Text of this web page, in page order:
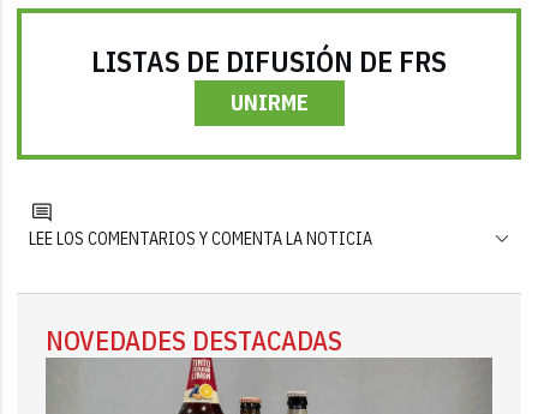
LISTAS DE DIFUSIÓN DE FRS
UNIRME
LEE LOS COMENTARIOS Y COMENTA LA NOTICIA
NOVEDADES DESTACADAS